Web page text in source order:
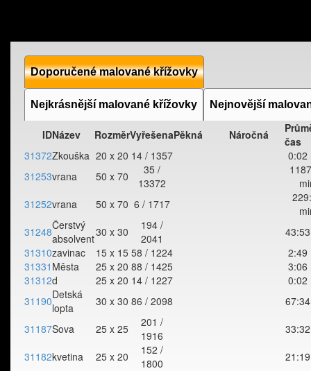
Doporučené malované křížovky
Nejkrásnější malované křížovky Nejnovější
IDNázev RozměrVyřešenaPěkná Náročná
čas
31372Zkouška 20 x 20 14 / 1357
0:02
31253vrana 50 x 70
35 /
13372
31252vrana 50 x 70 6 / 1717
31248Čerstvý
absolvent30 x 30
194 /
2041
31310zavinac 15 x 15 58 / 1224
2:49
31331 Města 25 x 20 88 / 1425
3:06
31312d 25 x 20 14 / 1227
0:02
31190Detská
lopta
30 x 30 86 / 2098
31187Sova 25 x 25
201 /
1916
31182kvetina 25 x 20
152 /
1800